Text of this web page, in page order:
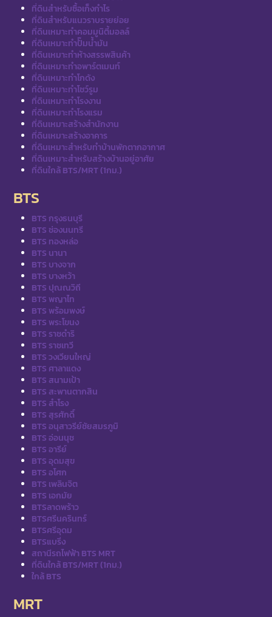
ที่ดินสำหรับซื้อเก็งกำไร
ที่ดินสำหรับแนวราบรายย่อย
ที่ดินเหมาะทำคอมมูนิตี้มอลล์
ที่ดินเหมาะทำปั๊มน้ำมัน
ที่ดินเหมาะทำห้างสรรพสินค้า
ที่ดินเหมาะทำอพาร์ตเมนท์
ที่ดินเหมาะทำโกดัง
ที่ดินเหมาะทำโชว์รูม
ที่ดินเหมาะทำโรงงาน
ที่ดินเหมาะทำโรงแรม
ที่ดินเหมาะสร้างสำนักงาน
ที่ดินเหมาะสร้างอาคาร
ที่ดินเหมาะสำหรับทำบ้านพักตากอากาศ
ที่ดินเหมาะสำหรับสร้างบ้านอยู่อาศัย
ที่ดินใกล้ BTS/MRT (1กม.)
BTS
BTS กรุงธนบุรี
BTS ช่องนนทรี
BTS ทองหล่อ
BTS นานา
BTS บางจาก
BTS บางหว้า
BTS ปุณณวิถี
BTS พญาไท
BTS พร้อมพงษ์
BTS พระโขนง
BTS ราชดำริ
BTS ราชเทวี
BTS วงเวียนใหญ่
BTS ศาลาแดง
BTS สนามเป้า
BTS สะพานตากสิน
BTS สำโรง
BTS สุรศักดิ์
BTS อนุสาวรีย์ชัยสมรภูมิ
BTS อ่อนนุช
BTS อารีย์
BTS อุดมสุข
BTS อโศก
BTS เพลินจิต
BTS เอกมัย
BTSลาดพร้าว
BTSศรีนครินทร์
BTSศรีอุดม
BTSแบริ่ง
สถานีรถไฟฟ้า BTS MRT
ที่ดินใกล้ BTS/MRT (1กม.)
ใกล้ BTS
MRT